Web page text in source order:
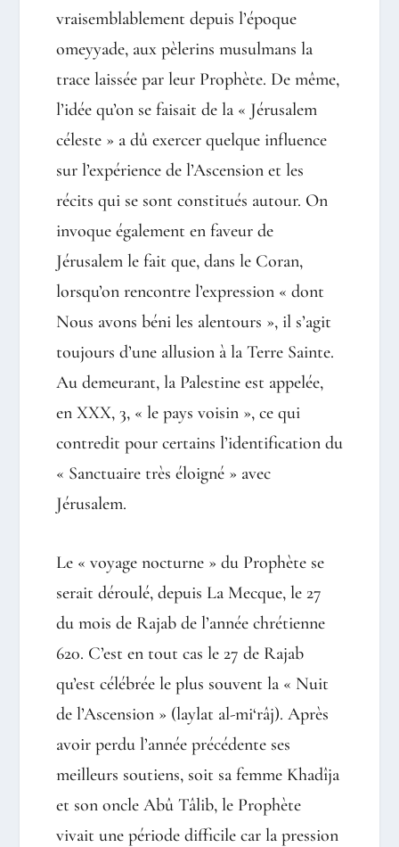
vraisemblablement depuis l’époque
omeyyade, aux pèlerins musulmans la
trace laissée par leur Prophète. De même,
l’idée qu’on se faisait de la « Jérusalem
céleste » a dû exercer quelque influence
sur l’expérience de l’Ascension et les
récits qui se sont constitués autour. On
invoque également en faveur de
Jérusalem le fait que, dans le Coran,
lorsqu’on rencontre l’expression « dont
Nous avons béni les alentours », il s’agit
toujours d’une allusion à la Terre Sainte.
Au demeurant, la Palestine est appelée,
en XXX, 3, « le pays voisin », ce qui
contredit pour certains l’identification du
« Sanctuaire très éloigné » avec
Jérusalem.
Le « voyage nocturne » du Prophète se
serait déroulé, depuis La Mecque, le 27
du mois de Rajab de l’année chrétienne
620. C’est en tout cas le 27 de Rajab
qu’est célébrée le plus souvent la « Nuit
de l’Ascension » (laylat al-mi‘râj). Après
avoir perdu l’année précédente ses
meilleurs soutiens, soit sa femme Khadîja
et son oncle Abû Tâlib, le Prophète
vivait une période difficile car la pression